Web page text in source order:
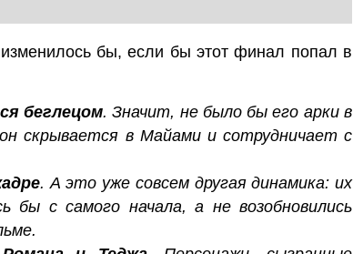
бы, если бы этот финал попал в
беглецом. Значит, не было бы его арки в
скрывается в Майами и сотрудничает с
. А это уже совсем другая динамика: их
бы с самого начала, а не возобновились